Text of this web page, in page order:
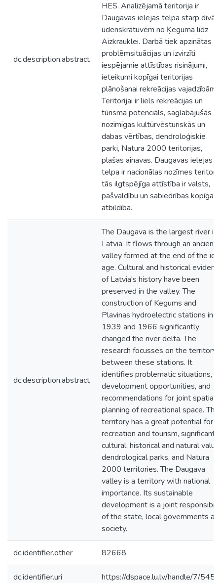
dc.description.abstract
HES. Analizējamā teritorija ir
Daugavas ielejas telpa starp divām
ūdenskrātuvēm no Ķeguma līdz
Aizkrauklei. Darbā tiek apzinātas
problēmsituācijas un izvirzīti
iespējamie attīstības risinājumi,
ieteikumi kopīgai teritorijas
plānošanai rekreācijas vajadzībām.
Teritorijai ir liels rekreācijas un
tūrisma potenciāls, saglabājušās
nozīmīgas kultūrvēsturiskās un
dabas vērtības, dendroloģiskie
parki, Natura 2000 teritorijas,
plašas ainavas. Daugavas ielejas
telpa ir nacionālas nozīmes
tās ilgtspējīga attīstība ir valsts,
pašvaldību un sabiedrības kopīga
atbildība.
dc.description.abstract
The Daugava is the largest river in
Latvia. It flows through an ancient
valley formed at the end of the ice
age. Cultural and historical
of Latvia's history have been
preserved in the valley. The
construction of Kegums and
Plavinas hydroelectric stations in
1939 and 1966 significantly
changed the river delta. The
research focusses on the territory
between these stations. It
identifies problematic situations,
development opportunities, and
recommendations for joint spatial
planning of recreational space. The
territory has a great potential for
recreation and tourism, significant
cultural, historical and natural
dendrological parks, and Natura
2000 territories. The Daugava
valley is a territory with national
importance. Its sustainable
development is a joint
of the state, local governments
society.
dc.identifier.other 82668
dc.identifier.uri https://dspace.lu.lv/handle/7/